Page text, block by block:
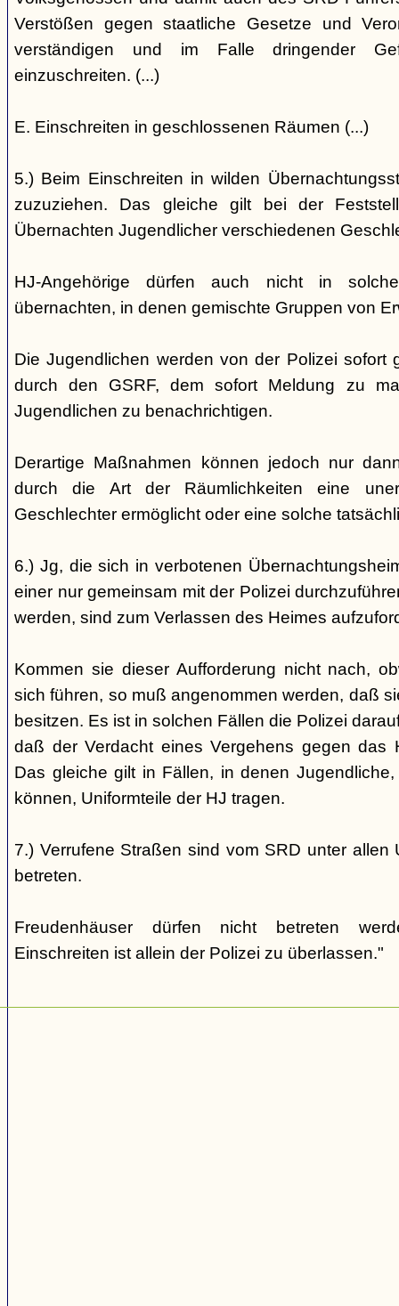
Verstößen gegen staatliche Gesetze und
verständigen und im Falle dringender
einzuschreiten. (...)
E. Einschreiten in geschlossenen Räumen (...)
5.) Beim Einschreiten in wilden
zuzuziehen. Das gleiche gilt bei der
Übernachten Jugendlicher verschiedenen
HJ-Angehörige dürfen auch nicht in
übernachten, in denen gemischte Gruppen von
Die Jugendlichen werden von der Polizei sofort
durch den GSRF, dem sofort Meldung zu
Jugendlichen zu benachrichtigen.
Derartige Maßnahmen können jedoch nur
durch die Art der Räumlichkeiten eine
Geschlechter ermöglicht oder eine solche
6.) Jg, die sich in verbotenen
einer nur gemeinsam mit der Polizei
werden, sind zum Verlassen des Heimes
Kommen sie dieser Aufforderung nicht nach,
sich führen, so muß angenommen werden, daß
besitzen. Es ist in solchen Fällen die Polizei
daß der Verdacht eines Vergehens gegen das
Das gleiche gilt in Fällen, in denen
können, Uniformteile der HJ tragen.
7.) Verrufene Straßen sind vom SRD unter allen
betreten.
Freudenhäuser dürfen nicht betreten
Einschreiten ist allein der Polizei zu überlassen."